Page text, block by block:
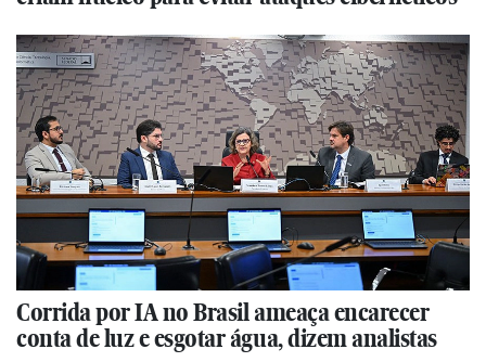
Corrida por IA no Brasil ameaça encarecer
conta de luz e esgotar água, dizem analistas